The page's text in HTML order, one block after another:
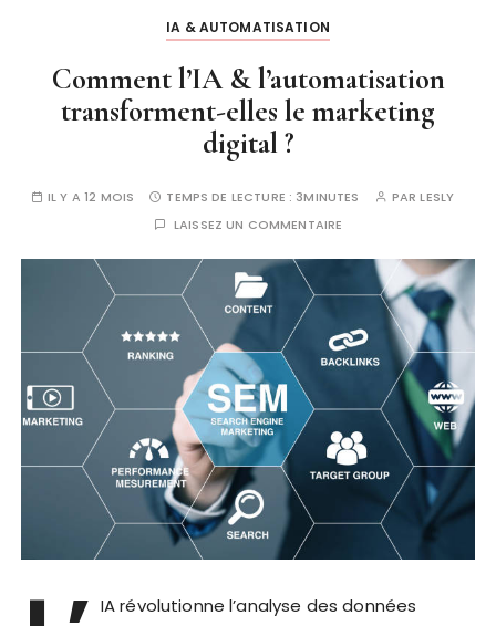
IA & AUTOMATISATION
Comment l’IA & l’automatisation
transforment-elles le marketing
digital ?
IL Y A 12 MOIS TEMPS DE LECTURE : 3MINUTES PARLESLY
LAISSEZ UN COMMENTAIRE
IA révolutionne l’analyse des données